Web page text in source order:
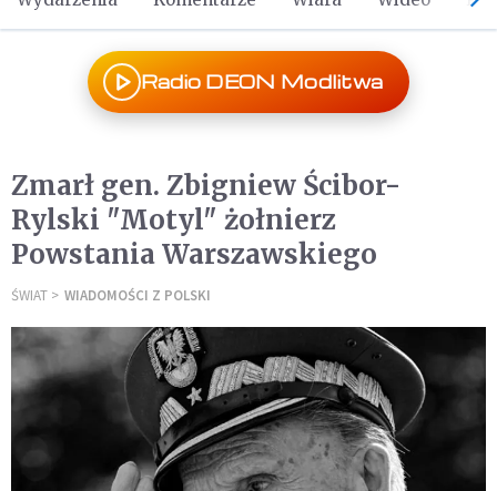
Radio DEON Modlitwa
Zmarł gen. Zbigniew Ścibor-
Rylski "Motyl" żołnierz
Powstania Warszawskiego
ŚWIAT WIADOMOŚCI Z POLSKI